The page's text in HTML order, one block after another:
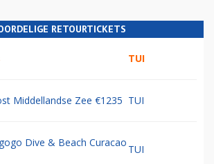
RETOURTICKETS
TUI
Middellandse Zee €1235 TUI
Dive & Beach Curacao
TUI